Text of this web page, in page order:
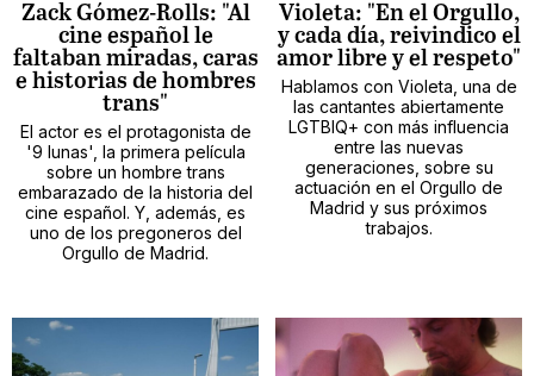
Zack Gómez-Rolls: "Al
cine español le
faltaban miradas, caras
e historias de hombres
trans"
El actor es el protagonista de
'9 lunas', la primera película
sobre un hombre trans
embarazado de la historia del
cine español. Y, además, es
uno de los pregoneros del
Orgullo de Madrid.
Violeta: "En el Orgullo,
y cada día, reivindico el
amor libre y el respeto"
Hablamos con Violeta, una de
las cantantes abiertamente
LGTBIQ+ con más influencia
entre las nuevas
generaciones, sobre su
actuación en el Orgullo de
Madrid y sus próximos
trabajos.